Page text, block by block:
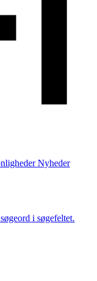
Nyheder
i søgefeltet.